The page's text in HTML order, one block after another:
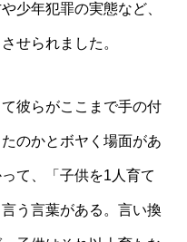
少年犯罪の実態など、
せられました。
彼らがここまで手の付
のかとボヤく場面があ
て、「子供を1人育て
う言葉がある。言い換